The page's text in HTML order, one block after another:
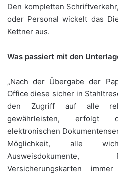
Den kompletten
oder Personal wickelt das
Kettner aus.
Was passiert mit den
„Nach der Übergabe der
Office diese sicher in
den Zugriff auf alle
gewährleisten, erfolgt
elektronischen
Möglichkeit, alle
Versicherungskarten